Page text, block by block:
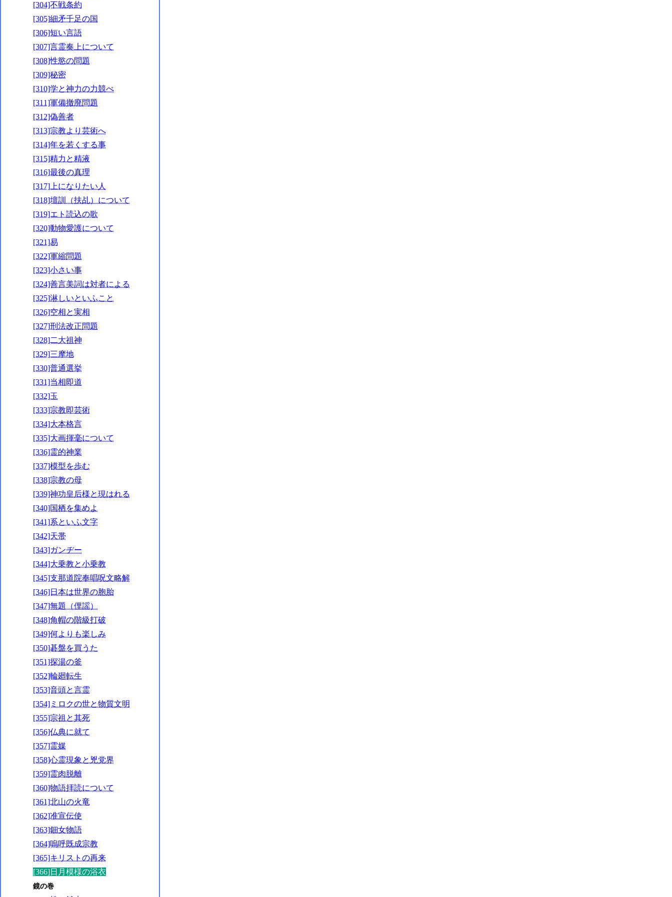
[304]不戦条約
[305]細矛千足の国
[306]短い言語
[307]言霊奏上について
[308]性慾の問題
[309]秘密
[310]学と神力の力競べ
[311]軍備撤廃問題
[312]偽善者
[313]宗教より芸術へ
[314]年を若くする事
[315]精力と精液
[316]最後の真理
[317]上になりたい人
[318]壇訓（扶乩）について
[319]エト読込の歌
[320]動物愛護について
[321]易
[322]軍縮問題
[323]小さい事
[324]善言美詞は対者による
[325]淋しいといふこと
[326]空相と実相
[327]刑法改正問題
[328]二大祖神
[329]三摩地
[330]普通選挙
[331]当相即道
[332]玉
[333]宗教即芸術
[334]大本格言
[335]大画揮毫について
[336]霊的神業
[337]模型を歩む
[338]宗教の母
[339]神功皇后様と現はれる
[340]国栖を集めよ
[341]系といふ文字
[342]天帯
[343]ガンヂー
[344]大乗教と小乗教
[345]支那道院奉唱呪文略解
[346]日本は世界の胞胎
[347]無題（俚謡）
[348]角帽の階級打破
[349]何よりも楽しみ
[350]碁盤を買うた
[351]探湯の釜
[352]輪廻転生
[353]音頭と言霊
[354]ミロクの世と物質文明
[355]宗祖と其死
[356]仏典に就て
[357]霊媒
[358]心霊現象と兇党界
[359]霊肉脱離
[360]物語拝読について
[361]北山の火竜
[362]准宣伝使
[363]鈿女物語
[364]嗚呼既成宗教
[365]キリストの再来
[366]日月模様の浴衣
鏡の巻